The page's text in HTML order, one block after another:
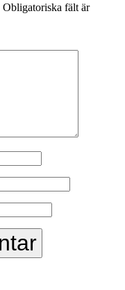
Obligatoriska fält är